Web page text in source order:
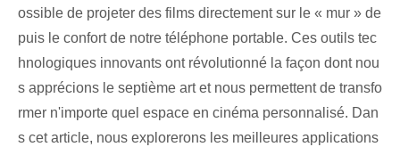
ossible de projeter des films directement sur le « mur » de
puis le confort de notre téléphone portable. Ces outils tec
hnologiques innovants ont révolutionné la façon dont nou
s apprécions le septième art et nous permettent de transfo
rmer n'importe quel espace en cinéma personnalisé. Dan
s cet article, nous explorerons les meilleures applications